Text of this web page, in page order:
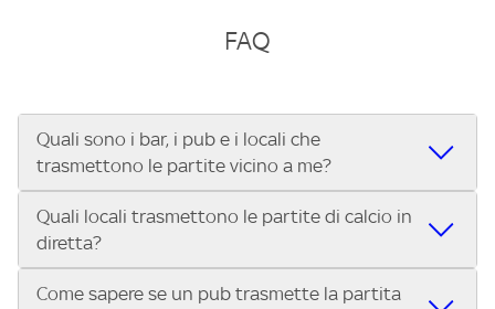
FAQ
Quali sono i bar, i pub e i locali che
trasmettono le partite vicino a me?
Se cerchi un bar, pub, ristorante o locale vicino a te per
vedere le partite di Serie A ENILIVE, la Serie C Sky Wifi, la
UEFA Champions League, la UEFA Europa League, la UEFA
Conference League, il Tennis, la Formula 1®, la MotoGP™ e
Quali locali trasmettono le partite di calcio in
diretta?
Vuoi sapere quali bar, pub o ristoranti mostrano le partite
Come sapere se un pub trasmette la partita